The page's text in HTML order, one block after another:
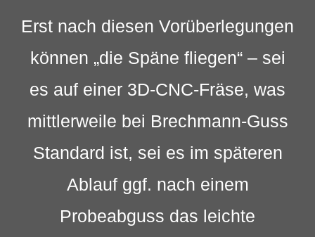
Erst nach diesen Vorüberlegungen
können „die Späne fliegen“ – sei
es auf einer 3D-CNC-Fräse, was
mittlerweile bei Brechmann-Guss
Standard ist, sei es im späteren
Ablauf ggf. nach einem
Probeabguss das leichte